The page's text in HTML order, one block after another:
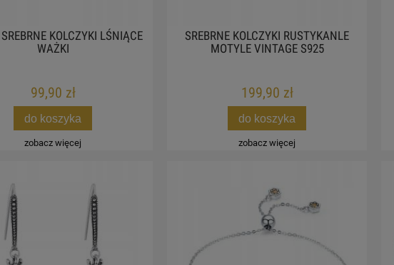
KOLCZYKI LŚNIĄCE
WAŻKI
99,90 zł
do koszyka
zobacz więcej
SREBRNE KOLCZYKI RUSTYKANLE
MOTYLE VINTAGE S925
199,90 zł
do koszyka
zobacz więcej